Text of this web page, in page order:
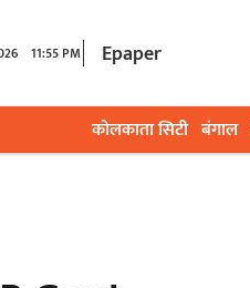
11:55 PM Epaper
कोलकाता सिटी बंगाल